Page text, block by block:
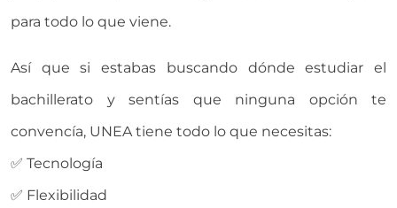
para todo lo que viene.
Así que si estabas buscando dónde estudiar el
bachillerato y sentías que ninguna opción te
convencía, UNEA tiene todo lo que necesitas:
✅ Tecnología
✅ Flexibilidad